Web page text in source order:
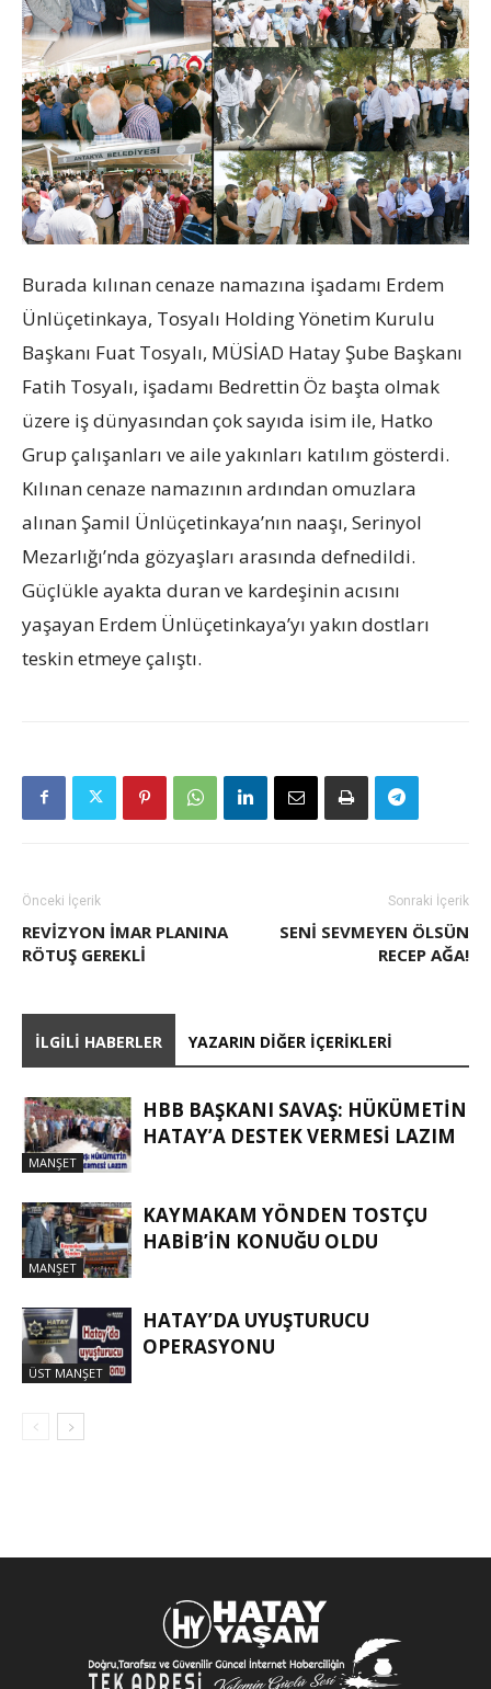
Burada kılınan cenaze namazına işadamı Erdem
Ünlüçetinkaya, Tosyalı Holding Yönetim Kurulu
Başkanı Fuat Tosyalı, MÜSİAD Hatay Şube Başkanı
Fatih Tosyalı, işadamı Bedrettin Öz başta olmak
üzere iş dünyasından çok sayıda isim ile, Hatko
Grup çalışanları ve aile yakınları katılım gösterdi.
Kılınan cenaze namazının ardından omuzlara
alınan Şamil Ünlüçetinkaya’nın naaşı, Serinyol
Mezarlığı’nda gözyaşları arasında defnedildi.
Güçlükle ayakta duran ve kardeşinin acısını
yaşayan Erdem Ünlüçetinkaya’yı yakın dostları
teskin etmeye çalıştı.
Önceki İçerik
REVIZYON IMAR PLANINA
RÖTUŞ GEREKLI
Sonraki İçerik
SENI SEVMEYEN ÖLSÜN
RECEP AĞA!
İLGILI HABERLER YAZARIN DIĞER İÇERIKLERI
MANŞET
HBB BAŞKANI SAVAŞ: HÜKÜMETİN
HATAY’A DESTEK VERMESİ LAZIM
MANŞET
KAYMAKAM YÖNDEN TOSTÇU
HABIB’IN KONUĞU OLDU
ÜST MANŞET
HATAY’DA UYUŞTURUCU
OPERASYONU